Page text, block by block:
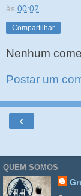
às 00:02
Compartilhar
Nenhum
Postar um
‹
QUEM SOMOS